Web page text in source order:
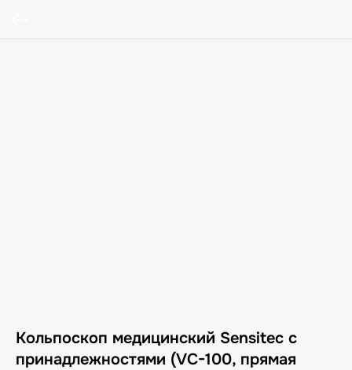
Кольпоскоп медицинский Sensitec с
принадлежностями (VC-100, прямая